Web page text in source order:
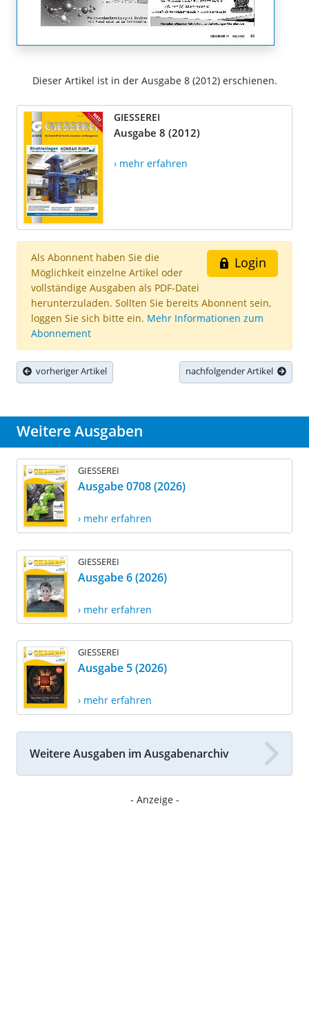
Dieser Artikel ist in der Ausgabe 8 (2012) erschienen.
GIESSEREI
Ausgabe 8 (2012)
› mehr erfahren
Login
Als Abonnent haben Sie die
Möglichkeit einzelne Artikel oder
vollständige Ausgaben als PDF-Datei
herunterzuladen. Sollten Sie bereits Abonnent sein,
loggen Sie sich bitte ein. Mehr Informationen zum
Abonnement
vorheriger Artikel nachfolgender Artikel
Weitere Ausgaben
GIESSEREI
Ausgabe 0708 (2026)
› mehr erfahren
GIESSEREI
Ausgabe 6 (2026)
› mehr erfahren
GIESSEREI
Ausgabe 5 (2026)
› mehr erfahren
Weitere Ausgaben im Ausgabenarchiv
- Anzeige -